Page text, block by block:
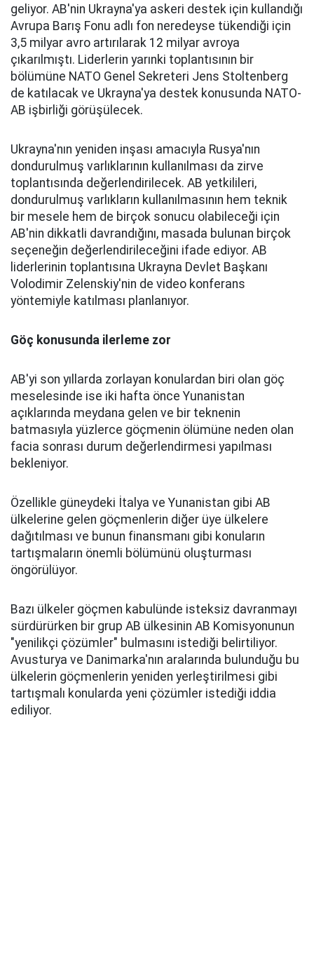
geliyor. AB'nin Ukrayna'ya askeri destek için kullandığı
Avrupa Barış Fonu adlı fon neredeyse tükendiği için
3,5 milyar avro artırılarak 12 milyar avroya
çıkarılmıştı. Liderlerin yarınki toplantısının bir
bölümüne NATO Genel Sekreteri Jens Stoltenberg
de katılacak ve Ukrayna'ya destek konusunda NATO-
AB işbirliği görüşülecek.
Ukrayna'nın yeniden inşası amacıyla Rusya'nın
dondurulmuş varlıklarının kullanılması da zirve
toplantısında değerlendirilecek. AB yetkilileri,
dondurulmuş varlıkların kullanılmasının hem teknik
bir mesele hem de birçok sonucu olabileceği için
AB'nin dikkatli davrandığını, masada bulunan birçok
seçeneğin değerlendirileceğini ifade ediyor. AB
liderlerinin toplantısına Ukrayna Devlet Başkanı
Volodimir Zelenskiy'nin de video konferans
yöntemiyle katılması planlanıyor.
Göç konusunda ilerleme zor
AB'yi son yıllarda zorlayan konulardan biri olan göç
meselesinde ise iki hafta önce Yunanistan
açıklarında meydana gelen ve bir teknenin
batmasıyla yüzlerce göçmenin ölümüne neden olan
facia sonrası durum değerlendirmesi yapılması
bekleniyor.
Özellikle güneydeki İtalya ve Yunanistan gibi AB
ülkelerine gelen göçmenlerin diğer üye ülkelere
dağıtılması ve bunun finansmanı gibi konuların
tartışmaların önemli bölümünü oluşturması
öngörülüyor.
Bazı ülkeler göçmen kabulünde isteksiz davranmayı
sürdürürken bir grup AB ülkesinin AB Komisyonunun
"yenilikçi çözümler" bulmasını istediği belirtiliyor.
Avusturya ve Danimarka'nın aralarında bulunduğu bu
ülkelerin göçmenlerin yeniden yerleştirilmesi gibi
tartışmalı konularda yeni çözümler istediği iddia
ediliyor.